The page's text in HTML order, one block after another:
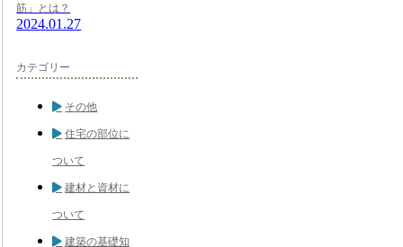
筋」とは？
2024.01.27
カテゴリー
その他
住宅の部位に
ついて
建材と資材に
ついて
建築の基礎知